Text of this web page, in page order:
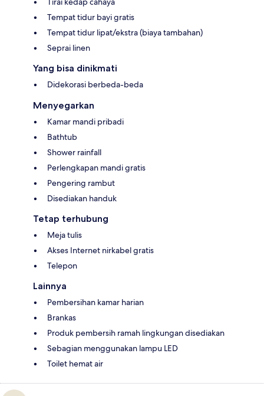
Tempat tidur bayi gratis
Tempat tidur lipat/ekstra (biaya tambahan)
Seprai linen
Yang bisa dinikmati
Didekorasi berbeda-beda
Menyegarkan
Kamar mandi pribadi
Bathtub
Shower rainfall
Perlengkapan mandi gratis
Pengering rambut
Disediakan handuk
Tetap terhubung
Meja tulis
Akses Internet nirkabel gratis
Telepon
Lainnya
Pembersihan kamar harian
Brankas
Produk pembersih ramah lingkungan disediakan
Sebagian menggunakan lampu LED
Toilet hemat air